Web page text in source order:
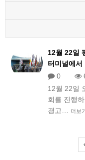
12월 22일
터미널에서
0
12월 22일
회를 진행
경고…
더보